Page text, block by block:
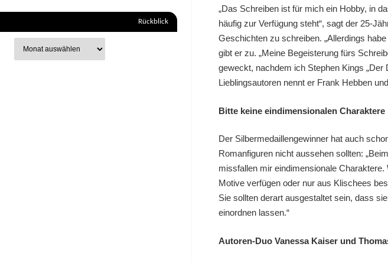
„Das Schreiben ist für mich ein Hobby, in
häufig zur Verfügung steht“, sagt der 25-
Geschichten zu schreiben. „Allerdings
gibt er zu. „Meine Begeisterung fürs
geweckt, nachdem ich Stephen Kings „Der
Lieblingsautoren nennt er Frank Hebben
Bitte keine eindimensionalen Charaktere
Der Silbermedaillengewinner hat auch
Romanfiguren nicht aussehen sollten:
missfallen mir eindimensionale
Motive verfügen oder nur aus Klischees
Sie sollten derart ausgestaltet sein, dass
einordnen lassen.“
Autoren-Duo Vanessa Kaiser und
Rückblick